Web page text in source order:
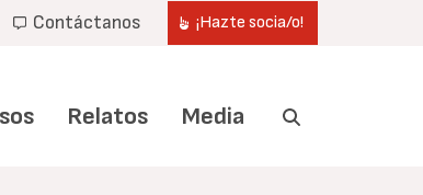
Contáctanos ¡Hazte socia/o!
Relatos Media